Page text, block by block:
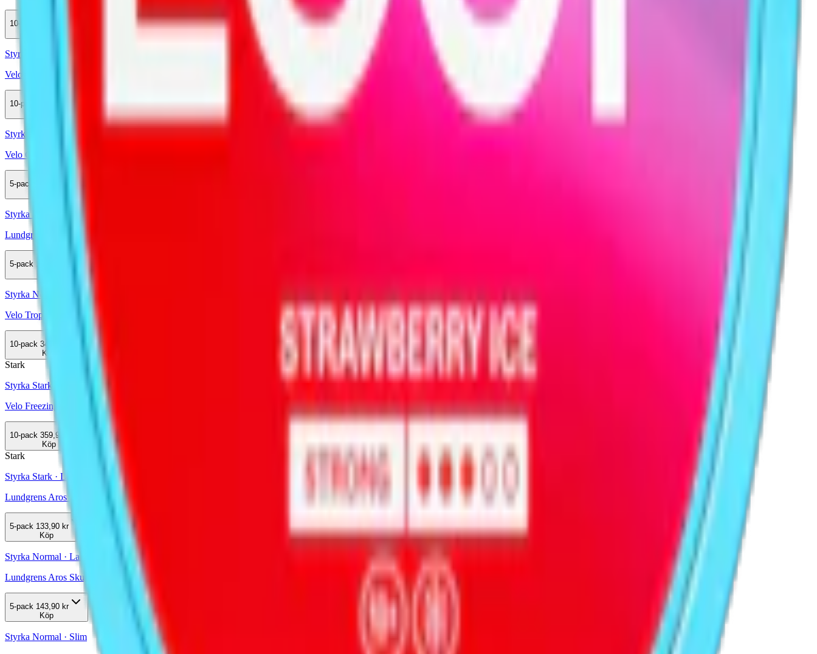
10-pack
Styrka Normal · Slim
Velo Green Spearmint
10-pack
Styrka Normal · Slim
Velo Guava Jalapeño 3
5-pack
Styrka Normal · Large
Lundgrens Aros Dagg 2
5-pack
Styrka Normal · Slim
Velo Tropical Mango
10-pack 349,90 kr
Köp
Stark
Styrka Stark · Slim
Velo Freezing Peppermint 10,9
10-pack 359,90 kr
Köp
Stark
Styrka Stark · Large
Lundgrens Aros Frostnatt 3
5-pack 133,90 kr
Köp
Styrka Normal · Large
Lundgrens Aros Skugga 2
5-pack 143,90 kr
Köp
Styrka Normal · Slim